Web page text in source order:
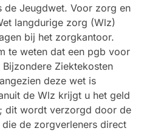
Jeugdwet. Voor zorg en
langdurige zorg (Wlz)
bij het zorgkantoor.
te weten dat een pgb voor
Ziektekosten
deze wet is
de Wlz krijgt u het geld
dit wordt verzorgd door de
de zorgverleners direct